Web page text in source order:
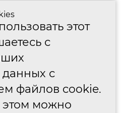
этот
с
с
файлов cookie.
можно